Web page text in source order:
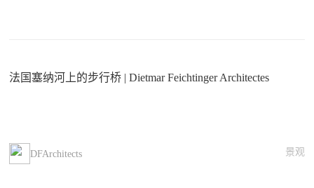
法国塞纳河上的步行桥 | Dietmar Feichtinger Architectes
DFArchitects 景观